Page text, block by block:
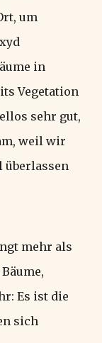
um
in
Vegetation
sehr gut,
weil wir
überlassen
mehr als
Es ist die
sich